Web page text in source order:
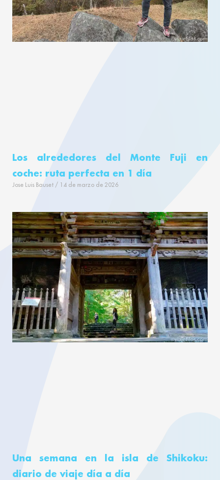
Los alrededores del Monte Fuji en
coche: ruta perfecta en 1 día
Jose Luis Bauset 14 de marzo de 2026
Una semana en la isla de Shikoku:
diario de viaje día a día